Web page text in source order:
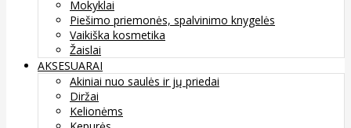
Mokyklai
Piešimo priemonės, spalvinimo knygelės
Vaikiška kosmetika
Žaislai
AKSESUARAI
Akiniai nuo saulės ir jų priedai
Diržai
Kelionėms